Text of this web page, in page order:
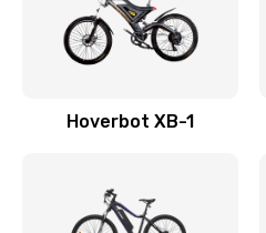
Hoverbot XB-1